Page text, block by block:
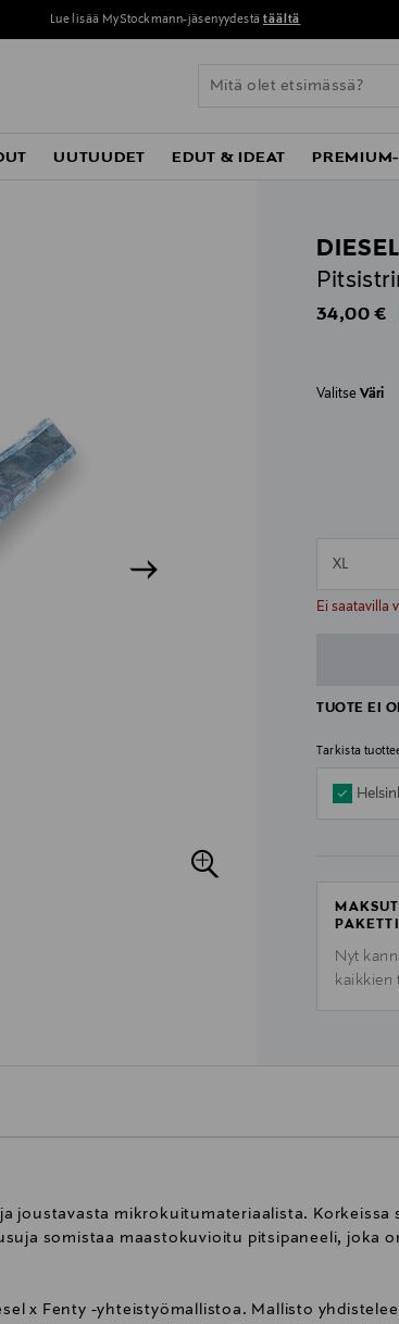
Lue lisää MyStockmann-jäsenyydestä täältä
UUTUUDET EDUT & IDEAT
DIESEL
Original
34,00 €
ValitseVäri
XL
Ei saatavilla
null
TUOTE EI
Tarkista
Nyt
kaikkien
joustavasta mikrokuitumateriaalista. Korkeissa
somistaa maastokuvioitu pitsipaneeli, joka
x Fenty -yhteistyömallistoa. Mallisto